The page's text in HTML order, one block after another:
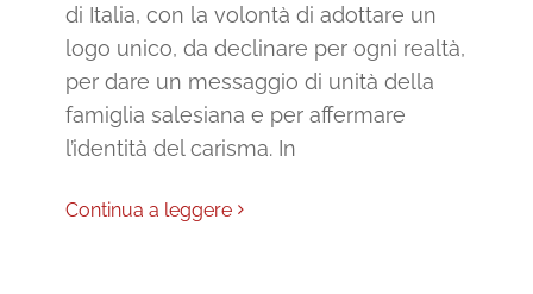
di Italia, con la volontà di adottare un
logo unico, da declinare per ogni realtà,
per dare un messaggio di unità della
famiglia salesiana e per affermare
l’identità del carisma. In
Continua a leggere